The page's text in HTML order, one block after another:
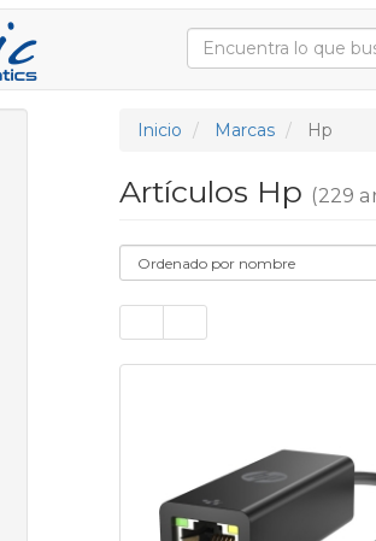
Inicio Marcas Hp
Artículos Hp (229